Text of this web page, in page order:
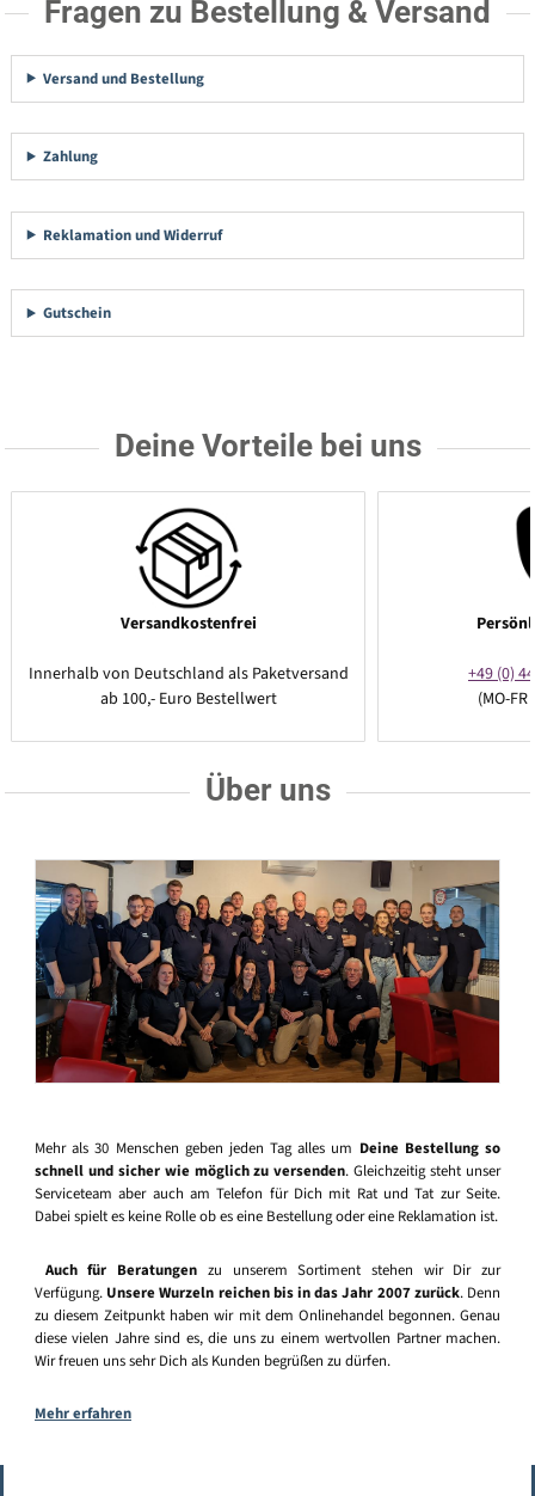
Fragen zu Bestellung & Versand
Versand und Bestellung
Zahlung
Reklamation und Widerruf
Gutschein
Deine Vorteile bei uns
Versandkostenfrei
Innerhalb von Deutschland als Paketversand
ab 100,- Euro Bestellwert
+49 (0)
(MO-
Über uns
Mehr als 30 Menschen geben jeden Tag alles um Deine Bestellung so
schnell und sicher wie möglich zu versenden. Gleichzeitig steht unser
Serviceteam aber auch am Telefon für Dich mit Rat und Tat zur Seite.
Dabei spielt es keine Rolle ob es eine Bestellung oder eine Reklamation ist.
Auch für Beratungen zu unserem Sortiment stehen wir Dir zur
Verfügung. Unsere Wurzeln reichen bis in das Jahr 2007 zurück. Denn
zu diesem Zeitpunkt haben wir mit dem Onlinehandel begonnen. Genau
diese vielen Jahre sind es, die uns zu einem wertvollen Partner machen.
Wir freuen uns sehr Dich als Kunden begrüßen zu dürfen.
Mehr erfahren